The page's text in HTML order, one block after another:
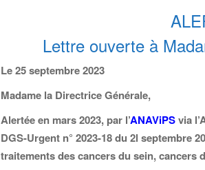
Lettre ouverte à
Le 25 septembre 2023
Madame la Directrice Générale,
Alertée en mars 2023, par l’ANAViPSvia
DGS-Urgent n° 2023-18 du 2l septembre
traitements des cancers du sein,